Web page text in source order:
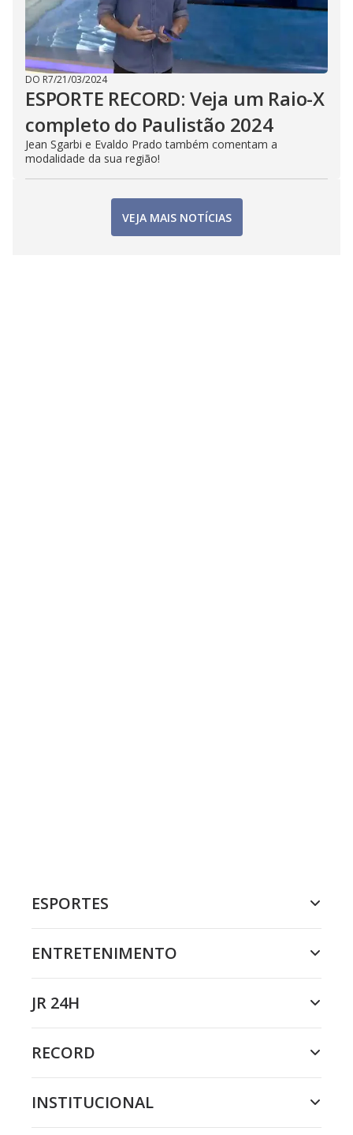
DO R7/21/03/2024
ESPORTE RECORD: Veja um Raio-X
completo do Paulistão 2024
Jean Sgarbi e Evaldo Prado também comentam a
modalidade da sua região!
VEJA MAIS NOTÍCIAS
ESPORTES
ENTRETENIMENTO
JR 24H
RECORD
INSTITUCIONAL